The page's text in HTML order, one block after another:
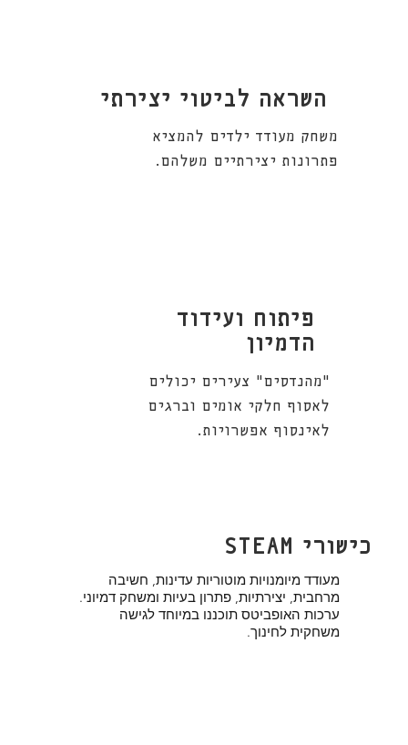
השראה לביטוי יצירתי
משחק מעודד ילדים להמציא
פתרונות יצירתיים משלהם.
פיתוח ועידוד
הדמיון
"מהנדסים" צעירים יכולים
לאסוף חלקי אומים וברגים
לאינסוף אפשרויות.
כישורי STEAM
מעודד מיומנויות מוטוריות עדינות, חשיבה
מרחבית, יצירתיות, פתרון בעיות ומשחק דמיוני.
ערכות האופביטס תוכננו במיוחד לגישה
משחקית לחינוך.